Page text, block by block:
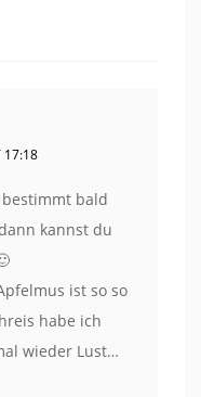
17:18
bald
kannst du
ist so so
habe ich
wieder Lust…